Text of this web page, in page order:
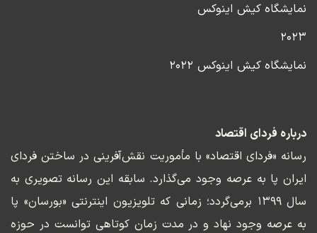
نمایشگاه کیش اینوکس
۲۰۲۳
نمایشگاه کیش اینوکس ۲۰۲۲
درباره فردای اقتصاد
رسانه «فردای اقتصاد» با مأموریت نقش‌آفرینی در ساختن فردای
ایران پا به عرصه وجود می‌گذارد. سابقه این رسانه تصویری به
سال ۱۳۹۹ برمی‌گردد؛ زمانی که تلویزیون اینترنتی «بورسان» پا
به عرصه وجود نهاد و در مدت زمان کوتاهی توانست در حوزه